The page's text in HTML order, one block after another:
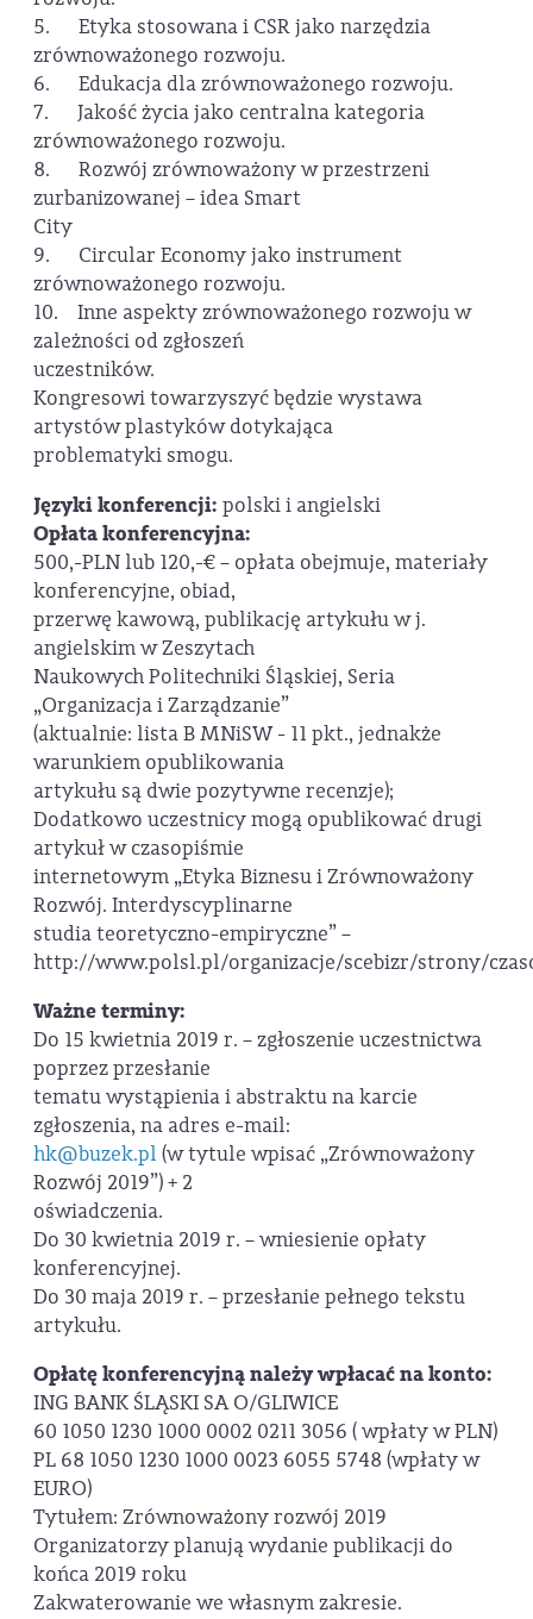
5. Etyka stosowana i CSR jako narzędzia
zrównoważonego rozwoju.
6. Edukacja dla zrównoważonego rozwoju.
7. Jakość życia jako centralna kategoria
zrównoważonego rozwoju.
8. Rozwój zrównoważony w przestrzeni
zurbanizowanej – idea Smart
City
9. Circular Economy jako instrument
zrównoważonego rozwoju.
10. Inne aspekty zrównoważonego rozwoju w
zależności od zgłoszeń
uczestników.
Kongresowi towarzyszyć będzie wystawa
artystów plastyków dotykająca
problematyki smogu.
Języki konferencji: polski i angielski
Opłata konferencyjna:
500,-PLN lub 120,-€ – opłata obejmuje, materiały
konferencyjne, obiad,
przerwę kawową, publikację artykułu w j.
angielskim w Zeszytach
Naukowych Politechniki Śląskiej, Seria
„Organizacja i Zarządzanie”
(aktualnie: lista B MNiSW - 11 pkt., jednakże
warunkiem opublikowania
artykułu są dwie pozytywne recenzje);
Dodatkowo uczestnicy mogą opublikować drugi
artykuł w czasopiśmie
internetowym „Etyka Biznesu i Zrównoważony
Rozwój. Interdyscyplinarne
studia teoretyczno-empiryczne” –
http://www.polsl.pl/organizacje/scebizr/strony/
Ważne terminy:
Do 15 kwietnia 2019 r. – zgłoszenie uczestnictwa
poprzez przesłanie
tematu wystąpienia i abstraktu na karcie
zgłoszenia, na adres e-mail:
hk@buzek.pl (w tytule wpisać „Zrównoważony
Rozwój 2019”) + 2
oświadczenia.
Do 30 kwietnia 2019 r. – wniesienie opłaty
konferencyjnej.
Do 30 maja 2019 r. – przesłanie pełnego tekstu
artykułu.
Opłatę konferencyjną należy wpłacać na konto:
ING BANK ŚLĄSKI SA O/GLIWICE
60 1050 1230 1000 0002 0211 3056 ( wpłaty w PLN)
PL 68 1050 1230 1000 0023 6055 5748 (wpłaty w
EURO)
Tytułem: Zrównoważony rozwój 2019
Organizatorzy planują wydanie publikacji do
końca 2019 roku
Zakwaterowanie we własnym zakresie.